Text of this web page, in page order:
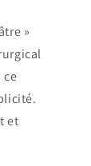
»
ce
et